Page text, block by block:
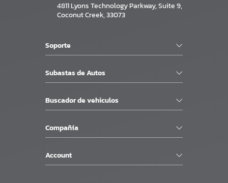
4811 Lyons Technology Parkway, Suite 9,
Coconut Creek, 33073
Soporte
Subastas de Autos
Buscador de vehiculos
Compañía
Account